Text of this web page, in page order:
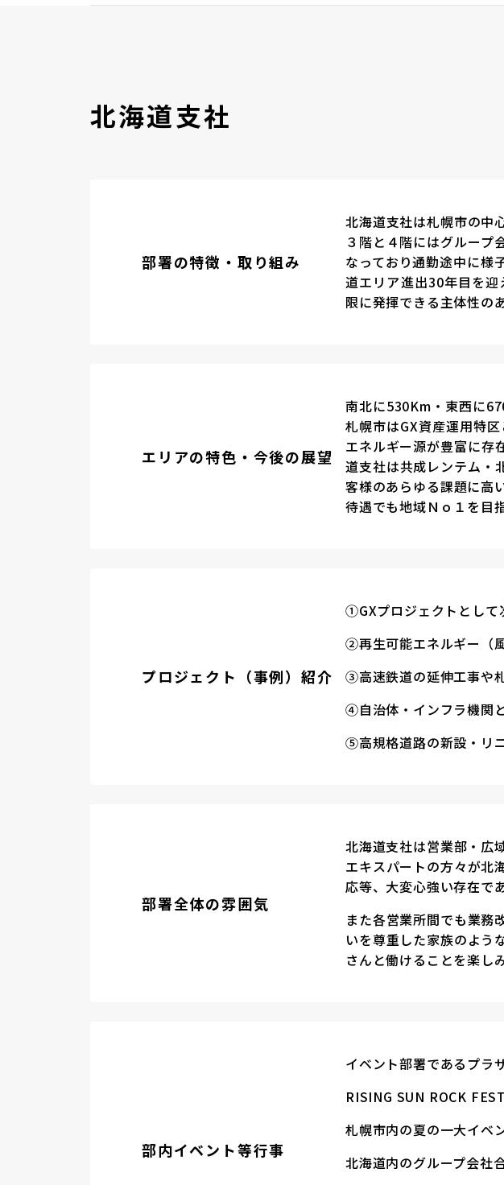
北海道支社
部署の特徴・取り組み
北海道支社は札幌市の中
３階と４階にはグループ
なっており通勤途中に様
道エリア進出30年目を
限に発揮できる主体性の
エリアの特色・今後の展望
南北に530Km・東西に
札幌市はGX資産運用特
エネルギー源が豊富に存
道支社は共成レンテム・
客様のあらゆる課題に高
待遇でも地域Ｎｏ１を目
プロジェクト（事例）紹介
①GXプロジェクトとして
②再生可能エネルギー（
③高速鉄道の延伸工事や
④自治体・インフラ機関
⑤高規格道路の新設・リ
部署全体の雰囲気
北海道支社は営業部・広
エキスパートの方々が北
応等、大変心強い存在で
また各営業所間でも業務
いを尊重した家族のよう
さんと働けることを楽し
部内イベント等行事
イベント部署であるプラ
RISING SUN ROCK
札幌市内の夏の一大イベ
北海道内のグループ会社